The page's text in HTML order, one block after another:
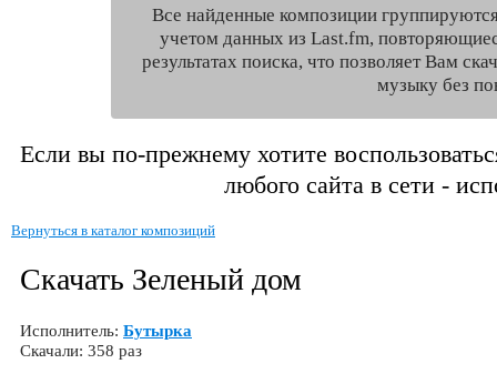
Все найденные композиции
учетом данных из Last.fm,
результатах поиска, что позволяет Вам
музыку без
Если вы по-прежнему хотите
любого сайта в сети -
Вернуться в каталог композиций
Скачать Зеленый дом
Исполнитель: Бутырка
Скачали: 358 раз